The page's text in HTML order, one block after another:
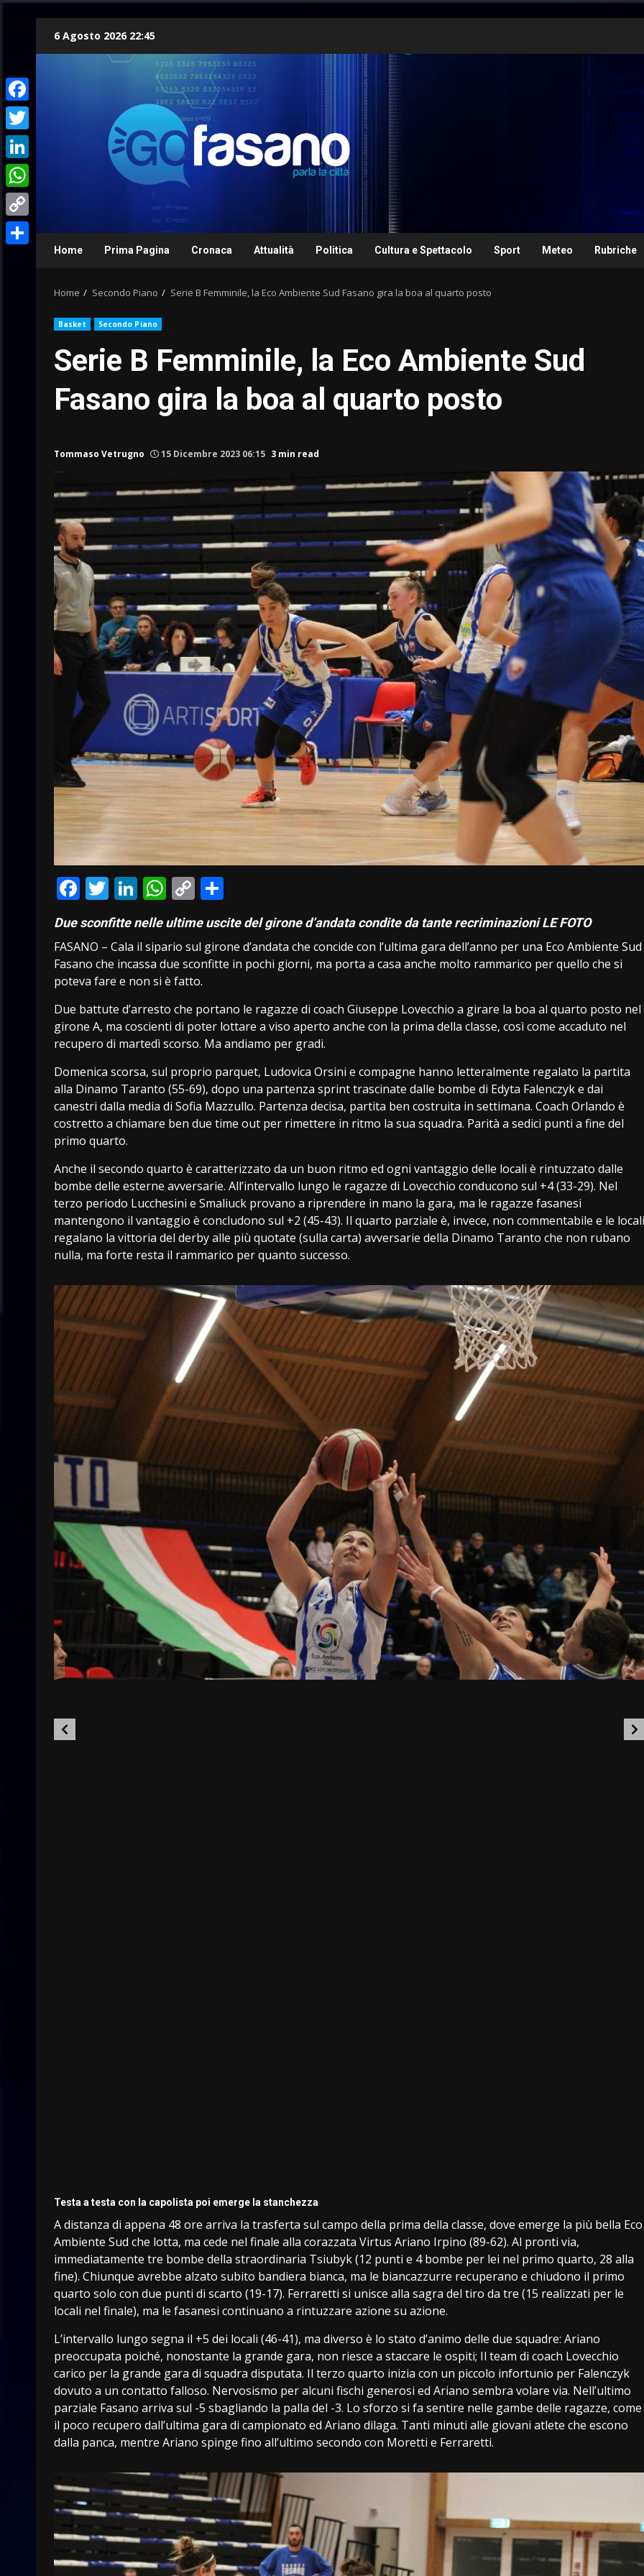
6 Agosto 2026 22:45
Home Prima Pagina Cronaca Attualità Politica Cultura e Spettacolo Sport Meteo Rubriche
Home Secondo Piano Serie B Femminile, la Eco Ambiente Sud Fasano gira la boa al quarto posto
Basket Secondo Piano
Serie B Femminile, la Eco Ambiente Sud
Fasano gira la boa al quarto posto
Tommaso Vetrugno 15 Dicembre 2023 06:15 3 min read
Facebook
Twitter
LinkedIn
WhatsApp
Copy
Link
Due sconfitte nelle ultime uscite del girone d’andata condite da tante recriminazioni LE FOTO
FASANO – Cala il sipario sul girone d’andata che concide con l’ultima gara dell’anno per una Eco Ambiente Sud
Fasano che incassa due sconfitte in pochi giorni, ma porta a casa anche molto rammarico per quello che si
poteva fare e non si è fatto.
Due battute d’arresto che portano le ragazze di coach Giuseppe Lovecchio a girare la boa al quarto posto nel
girone A, ma coscienti di poter lottare a viso aperto anche con la prima della classe, così come accaduto nel
recupero di martedì scorso. Ma andiamo per gradi.
Domenica scorsa, sul proprio parquet, Ludovica Orsini e compagne hanno letteralmente regalato la partita
alla Dinamo Taranto (55-69), dopo una partenza sprint trascinate dalle bombe di Edyta Falenczyk e dai
canestri dalla media di Sofia Mazzullo. Partenza decisa, partita ben costruita in settimana. Coach Orlando è
costretto a chiamare ben due time out per rimettere in ritmo la sua squadra. Parità a sedici punti a fine del
primo quarto.
Anche il secondo quarto è caratterizzato da un buon ritmo ed ogni vantaggio delle locali è rintuzzato dalle
bombe delle esterne avversarie. All’intervallo lungo le ragazze di Lovecchio conducono sul +4 (33-29). Nel
terzo periodo Lucchesini e Smaliuck provano a riprendere in mano la gara, ma le ragazze fasanesi
mantengono il vantaggio è concludono sul +2 (45-43). Il quarto parziale è, invece, non commentabile e le locali
regalano la vittoria del derby alle più quotate (sulla carta) avversarie della Dinamo Taranto che non rubano
nulla, ma forte resta il rammarico per quanto successo.
Testa a testa con la capolista poi emerge la stanchezza
A distanza di appena 48 ore arriva la trasferta sul campo della prima della classe, dove emerge la più bella Eco
Ambiente Sud che lotta, ma cede nel finale alla corazzata Virtus Ariano Irpino (89-62). Al pronti via,
immediatamente tre bombe della straordinaria Tsiubyk (12 punti e 4 bombe per lei nel primo quarto, 28 alla
fine). Chiunque avrebbe alzato subito bandiera bianca, ma le biancazzurre recuperano e chiudono il primo
quarto solo con due punti di scarto (19-17). Ferraretti si unisce alla sagra del tiro da tre (15 realizzati per le
locali nel finale), ma le fasanesi continuano a rintuzzare azione su azione.
L’intervallo lungo segna il +5 dei locali (46-41), ma diverso è lo stato d’animo delle due squadre: Ariano
preoccupata poiché, nonostante la grande gara, non riesce a staccare le ospiti; Il team di coach Lovecchio
carico per la grande gara di squadra disputata. Il terzo quarto inizia con un piccolo infortunio per Falenczyk
dovuto a un contatto falloso. Nervosismo per alcuni fischi generosi ed Ariano sembra volare via. Nell’ultimo
parziale Fasano arriva sul -5 sbagliando la palla del -3. Lo sforzo si fa sentire nelle gambe delle ragazze, come
il poco recupero dall’ultima gara di campionato ed Ariano dilaga. Tanti minuti alle giovani atlete che escono
dalla panca, mentre Ariano spinge fino all’ultimo secondo con Moretti e Ferraretti.
Facebook
Twitter
LinkedIn
WhatsApp
Copy